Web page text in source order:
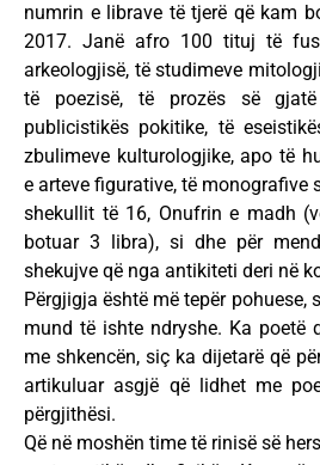
numrin e librave të tjerë që kam
2017. Janë afro 100 tituj të
arkeologjisë, të studimeve
të poezisë, të prozës së
publicistikës pokitike, të
zbulimeve kulturologjike, apo të
e arteve figurative, të monografive
shekullit të 16, Onufrin e madh
botuar 3 libra), si dhe për
shekujve që nga antikiteti deri në
Përgjigja është më tepër pohuese,
mund të ishte ndryshe. Ka poetë
me shkencën, siç ka dijetarë që
artikuluar asgjë që lidhet me
përgjithësi.
Që në moshën time të rinisë së